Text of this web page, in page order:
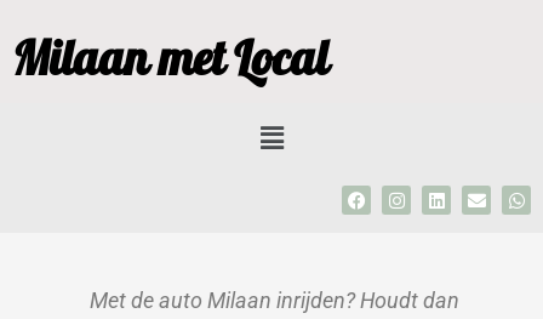
naar
deMilaan met Local
Menu
F
a
o
I
n
r
L
i
i
E
n
W
h
Met de auto Milaan inrijden? Houdt dan